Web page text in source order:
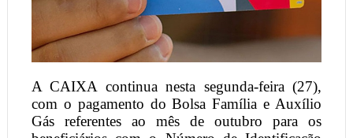
A CAIXA continua nesta segunda-feira (27),
com o pagamento do Bolsa Família e Auxílio
Gás referentes ao mês de outubro para os